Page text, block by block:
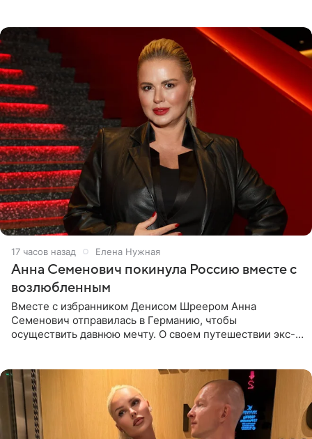
17 часов назад Елена Нужная
Анна Семенович покинула Россию вместе с
возлюбленным
Вместе с избранником Денисом Шреером Анна
Семенович отправилась в Германию, чтобы
осуществить давнюю мечту. О своем путешествии экс-